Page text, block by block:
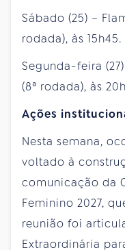
Sábado (25) –
rodada), às 15h45.
Segunda-feira
(8ª rodada), às
Ações
Nesta semana,
voltado à
comunicação da
Feminino 2027,
reunião foi
Extraordinária